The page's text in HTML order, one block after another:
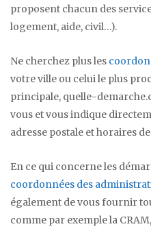
proposent chacun des
logement, aide, civil…).
Ne cherchez plus les
votre ville ou celui le plus
principale, quelle-
vous et vous indique
adresse postale et horaires
En ce qui concerne les
coordonnées des
également de vous fournir
comme par exemple la